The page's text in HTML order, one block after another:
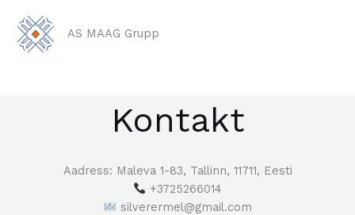
AS MAAG Grupp
Kontakt
Aadress: Maleva 1-83, Tallinn, 11711, Eesti
+3725266014
silverermel@gmail.com